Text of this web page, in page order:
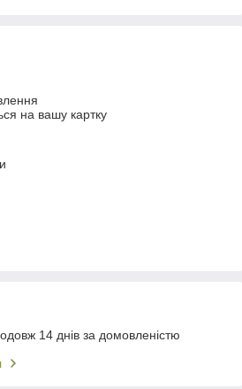
на вашу картку
14 днів за домовленістю